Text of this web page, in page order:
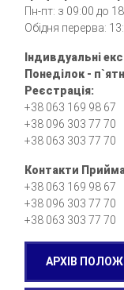
Пн-пт: з 09:00 до
Обідня перерва:
Індивдуальні
Понеділок -
Реєстрація:
+38 063 169 98 67
+38 096 303 77 70
+38 063 303 77 70
Контакти
+38 063 169 98 67
+38 096 303 77 70
+38 063 303 77 70
АРХІВ